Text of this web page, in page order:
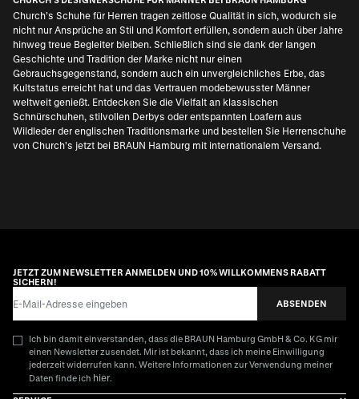
Church’s Schuhe für Herren tragen zeitlose Qualität in sich, wodurch sie
nicht nur Ansprüche an Stil und Komfort erfüllen, sondern auch über Jahre
hinweg treue Begleiter bleiben. Schließlich sind sie dank der langen
Geschichte und Tradition der Marke nicht nur einen
Gebrauchsgegenstand, sondern auch ein unvergleichliches Erbe, das
Kultstatus erreicht hat und das Vertrauen modebewusster Männer
weltweit genießt. Entdecken Sie die Vielfalt an klassischen
Schnürschuhen, stilvollen Derbys oder entspannten Loafern aus
Wildleder der englischen Traditionsmarke und bestellen Sie Herrenschuhe
von Church’s jetzt bei BRAUN Hamburg mit internationalem Versand.
JETZT ZUM NEWSLETTER ANMELDEN UND 10% WILLKOMMENS RABATT
SICHERN!
ABSENDEN
Ich bin damit einverstanden, dass die BRAUN Hamburg GmbH & Co. KG mir
einen Newsletter zusendet. Mir ist bekannt, dass ich meine Einwilligung
jederzeit widerrufen kann. Weitere Informationen zur Verwendung meiner
Daten finde ich hier.